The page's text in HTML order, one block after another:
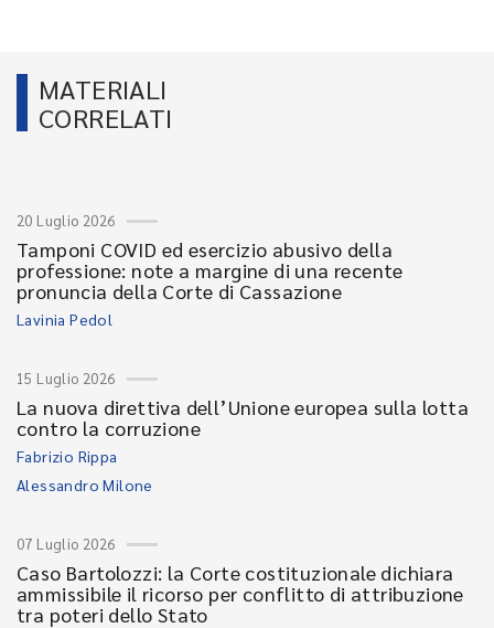
MATERIALI
CORRELATI
20 Luglio 2026
Tamponi COVID ed esercizio abusivo della
professione: note a margine di una recente
pronuncia della Corte di Cassazione
Lavinia Pedol
15 Luglio 2026
La nuova direttiva dell’Unione europea sulla lotta
contro la corruzione
Fabrizio Rippa
Alessandro Milone
07 Luglio 2026
Caso Bartolozzi: la Corte costituzionale dichiara
ammissibile il ricorso per conflitto di attribuzione
tra poteri dello Stato